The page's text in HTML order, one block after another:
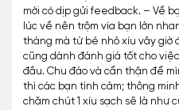
mới có dịp gửi feedback. – Về
lúc về nên trộm vía bạn lớn
tháng mà từ bé nhỏ xíu vây giờ
cũng dành đánh giá tốt cho
đầu. Chu đáo và cẩn thận để
thì các bạn tình cảm; thông
chăm chút 1 xíu sạch sẽ là như